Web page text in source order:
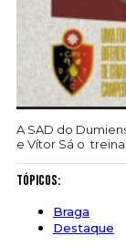
A SAD do
e Vítor Sá o
Tópicos:
Braga
Destaque